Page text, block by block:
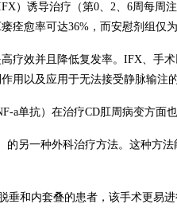
）诱导治疗（第0 2 6周每周
痊愈率可达36% ，而安慰剂组仅为
疗效并且降低复发率。 IFX 、手
用以及应用于无法接受静脉输注
a单抗）在治疗CD肛周病变方面
的另一种外科治疗方法。这种方
垂和内套叠的患者，该手术更易